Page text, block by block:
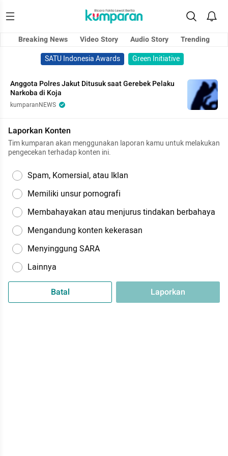
Breaking News Video Story Audio Story
Trending
SATU Indonesia Awards
Green Initiative
Anggota Polres Jakut Ditusuk saat Gerebek Pelaku
Narkoba di Koja
kumparanNEWS
Laporkan Konten
Tim kumparan akan menggunakan laporan kamu untuk melakukan
pengecekan terhadap konten ini.
Spam, Komersial, atau Iklan
Memiliki unsur pornografi
Membahayakan atau menjurus tindakan berbahaya
Mengandung konten kekerasan
Menyinggung SARA
Lainnya
Batal Laporkan